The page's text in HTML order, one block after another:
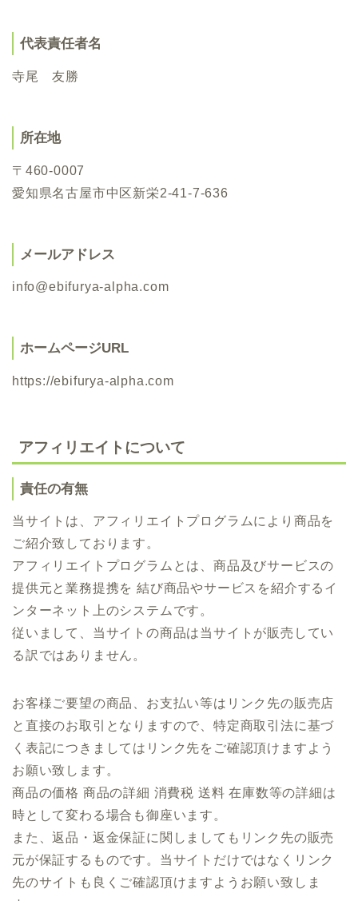
代表責任者名
寺尾 友勝
所在地
〒 460-0007
愛知県名古屋市中区新栄2-41-7-636
メールアドレス
info@ebifurya-alpha.com
ホームページURL
https://ebifurya-alpha.com
アフィリエイトについて
責任の有無
当サイトは、アフィリエイトプログラムにより商品を
ご紹介致しております。
アフィリエイトプログラムとは、商品及びサービスの
提供元と業務提携を 結び商品やサービスを紹介するイ
ンターネット上のシステムです。
従いまして、当サイトの商品は当サイトが販売してい
る訳ではありません。
お客様ご要望の商品、お支払い等はリンク先の販売店
と直接のお取引となりますので、特定商取引法に基づ
く表記につきましてはリンク先をご確認頂けますよう
お願い致します。
商品の価格 商品の詳細 消費税 送料 在庫数等の詳細は
時として変わる場合も御座います。
また、返品・返金保証に関しましてもリンク先の販売
元が保証するものです。当サイトだけではなくリンク
先のサイトも良くご確認頂けますようお願い致しま